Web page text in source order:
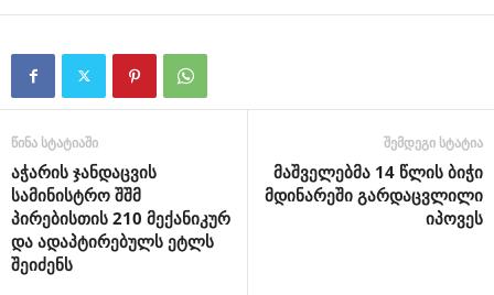
წინა სტატიაში
აჭარის ჯანდაცვის
სამინისტრო შშმ
პირებისთის 210 მექანიკურ
და ადაპტირებულს ეტლს
შეიძენს
შემდეგი სტატია
მაშველებმა 14 წლის ბიჭი
მდინარეში გარდაცვლილი
იპოვეს